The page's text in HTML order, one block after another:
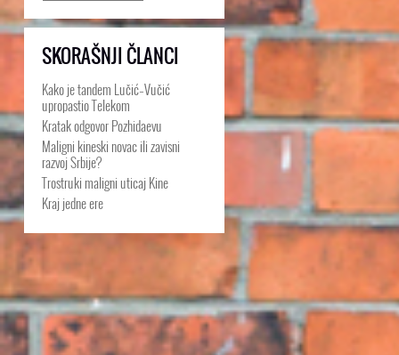
SKORAŠNJI ČLANCI
Kako je tandem Lučić–Vučić
upropastio Telekom
Kratak odgovor Pozhidaevu
Maligni kineski novac ili zavisni
razvoj Srbije?
Trostruki maligni uticaj Kine
Kraj jedne ere